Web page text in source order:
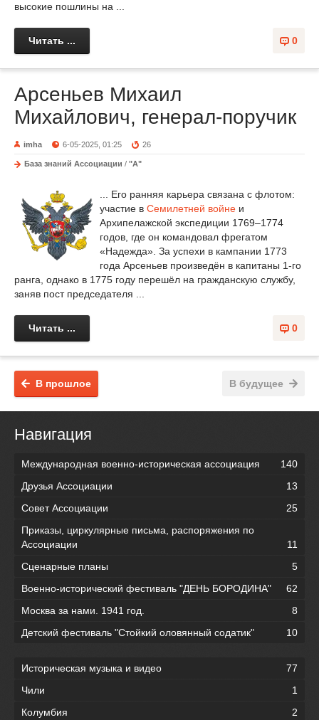
высокие пошлины на ...
0
Читать ...
Арсеньев Михаил
Михайлович, генерал-поручик
imha 6-05-2025, 01:25 26
База знаний Ассоциации / "А"
... Его ранняя карьера связана с флотом:
участие в Семилетней войне и
Архипелажской экспедиции 1769–1774
годов, где он командовал фрегатом
«Надежда». За успехи в кампании 1773
года Арсеньев произведён в капитаны 1-го
ранга, однако в 1775 году перешёл на гражданскую службу,
заняв пост председателя ...
0
Читать ...
В будущее
В прошлое
Навигация
Международная военно-историческая ассоциация
140
Друзья Ассоциации
13
Совет Ассоциации
25
Приказы, циркулярные письма, распоряжения по
Ассоциации
11
Сценарные планы
5
Военно-исторический фестиваль "ДЕНЬ БОРОДИНА"
62
Москва за нами. 1941 год.
8
Детский фестиваль "Стойкий оловянный содатик"
10
Историческая музыка и видео
77
Чили
1
Колумбия
2